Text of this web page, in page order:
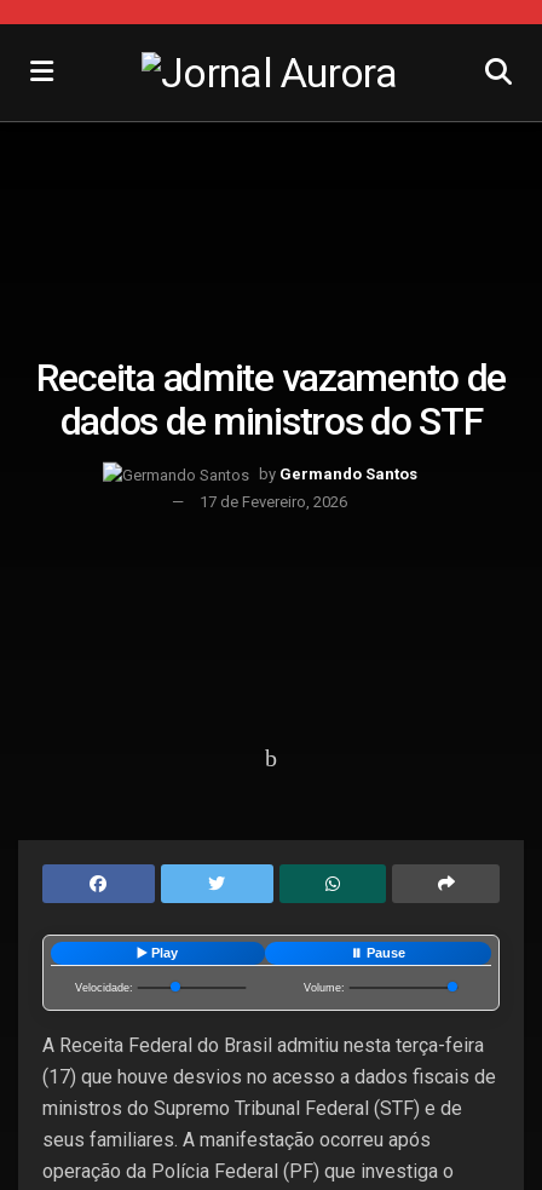
Receita admite vazamento de
dados de ministros do STF
by Germando Santos
17 de Fevereiro, 2026
▶️ Play ⏸️ Pause
Velocidade: Volume:
A Receita Federal do Brasil admitiu nesta terça-feira
(17) que houve desvios no acesso a dados fiscais de
ministros do Supremo Tribunal Federal (STF) e de
seus familiares. A manifestação ocorreu após
operação da Polícia Federal (PF) que investiga o